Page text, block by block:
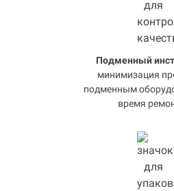
Подменный
минимизация
подменным
время